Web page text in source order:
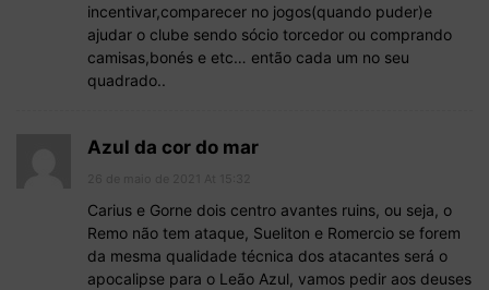
incentivar,comparecer no jogos(quando puder)e
ajudar o clube sendo sócio torcedor ou comprando
camisas,bonés e etc… então cada um no seu
quadrado..
Azul da cor do mar
Carius e Gorne dois centro avantes ruins, ou seja, o
Remo não tem ataque, Sueliton e Romercio se forem
da mesma qualidade técnica dos atacantes será o
apocalipse para o Leão Azul, vamos pedir aos deuses